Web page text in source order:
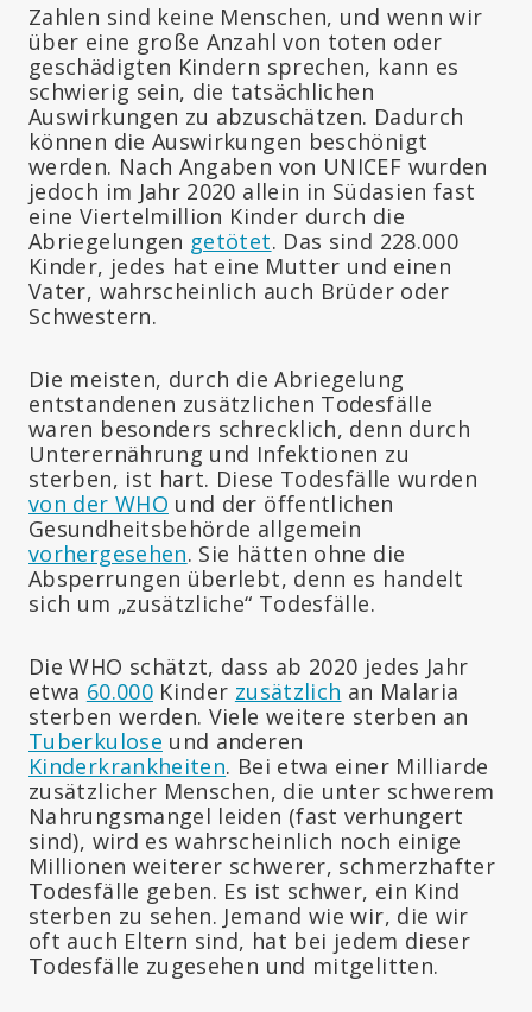
Zahlen sind keine Menschen, und wenn wir
über eine große Anzahl von toten oder
geschädigten Kindern sprechen, kann es
schwierig sein, die tatsächlichen
Auswirkungen zu abzuschätzen. Dadurch
können die Auswirkungen beschönigt
werden. Nach Angaben von UNICEF wurden
jedoch im Jahr 2020 allein in Südasien fast
eine Viertelmillion Kinder durch die
Abriegelungen getötet. Das sind 228.000
Kinder, jedes hat eine Mutter und einen
Vater, wahrscheinlich auch Brüder oder
Schwestern.
Die meisten, durch die Abriegelung
entstandenen zusätzlichen Todesfälle
waren besonders schrecklich, denn durch
Unterernährung und Infektionen zu
sterben, ist hart. Diese Todesfälle wurden
von der WHO und der öffentlichen
Gesundheitsbehörde allgemein
vorhergesehen. Sie hätten ohne die
Absperrungen überlebt, denn es handelt
sich um „zusätzliche“ Todesfälle.
Die WHO schätzt, dass ab 2020 jedes Jahr
etwa 60.000Kinder zusätzlich an Malaria
sterben werden. Viele weitere sterben an
Tuberkulose und anderen
Kinderkrankheiten. Bei etwa einer Milliarde
zusätzlicher Menschen, die unter schwerem
Nahrungsmangel leiden (fast verhungert
sind), wird es wahrscheinlich noch einige
Millionen weiterer schwerer, schmerzhafter
Todesfälle geben. Es ist schwer, ein Kind
sterben zu sehen. Jemand wie wir, die wir
oft auch Eltern sind, hat bei jedem dieser
Todesfälle zugesehen und mitgelitten.